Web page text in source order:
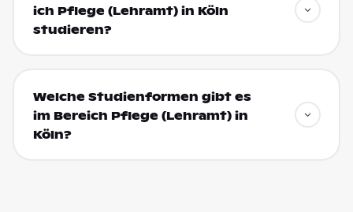
ich Pflege (Lehramt) in Köln
studieren?
Welche Studienformen gibt es
im Bereich Pflege (Lehramt) in
Köln?